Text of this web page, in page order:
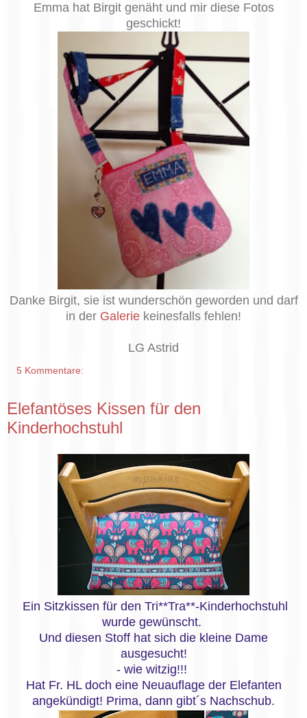
Emma hat Birgit genäht und mir diese Fotos
geschickt!
Danke Birgit, sie ist wunderschön geworden und darf
in der Galerie keinesfalls fehlen!
LG Astrid
5 Kommentare:
Elefantöses Kissen für den
Kinderhochstuhl
Ein Sitzkissen für den Tri**Tra**-Kinderhochstuhl
wurde gewünscht.
Und diesen Stoff hat sich die kleine Dame
ausgesucht!
- wie witzig!!!
Hat Fr. HL doch eine Neuauflage der Elefanten
angekündigt! Prima, dann gibt´s Nachschub.